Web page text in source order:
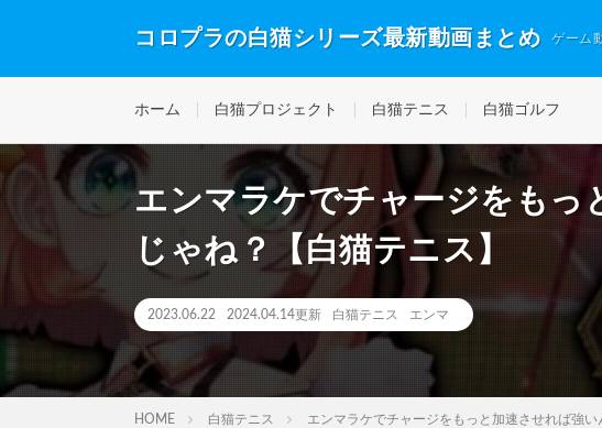
コロプラの白猫シリーズ最新動画まとめ ゲーム
ホーム 白猫プロジェクト 白猫テニス 白猫ゴルフ
エンマラケでチャージをもっ
じゃね？【白猫テニス】
2023.06.22 2024.04.14更新 白猫テニス エンマ
HOME 白猫テニス エンマラケでチャージをもっと加速させれば強い